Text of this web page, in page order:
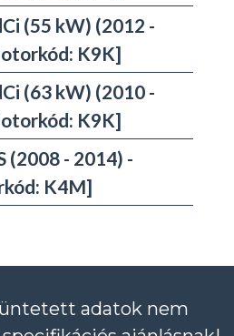
(55 kW) (2012 -
K9K]
(63 kW) (2010 -
K9K]
(2008 - 2014) -
K4M]
adatok nem